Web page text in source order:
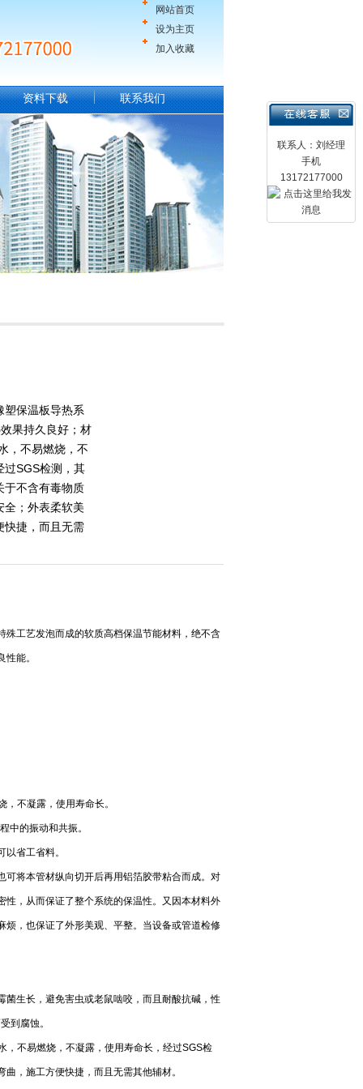
网站首页
设为主页
加入收藏
联系人：刘经理
手机
13172177000
资料下载 联系我们
塑保温板导热系
果持久良好；材
，不易燃烧，不
过SGS检测，其
于不含有毒物质
全；外表柔软美
快捷，而且无需
工艺发泡而成的软质高档保温节能材料，绝不含
能。
，不凝露，使用寿命长。
中的振动和共振。
省工省料。
将本管材纵向切开后再用铝箔胶带粘合而成。对
，从而保证了整个系统的保温性。又因本材料外
，也保证了外形美观、平整。当设备或管道检修
生长，避免害虫或老鼠啮咬，而且耐酸抗碱，性
到腐蚀。
，不易燃烧，不凝露，使用寿命长，经过SGS检
，施工方便快捷，而且无需其他辅材。